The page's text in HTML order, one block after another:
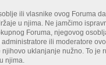
ili vlasnike ovog Foruma
u njima. Ne jamčimo
Foruma, njegovog
ili moderatore
uklanjanje nužno. To
njima.